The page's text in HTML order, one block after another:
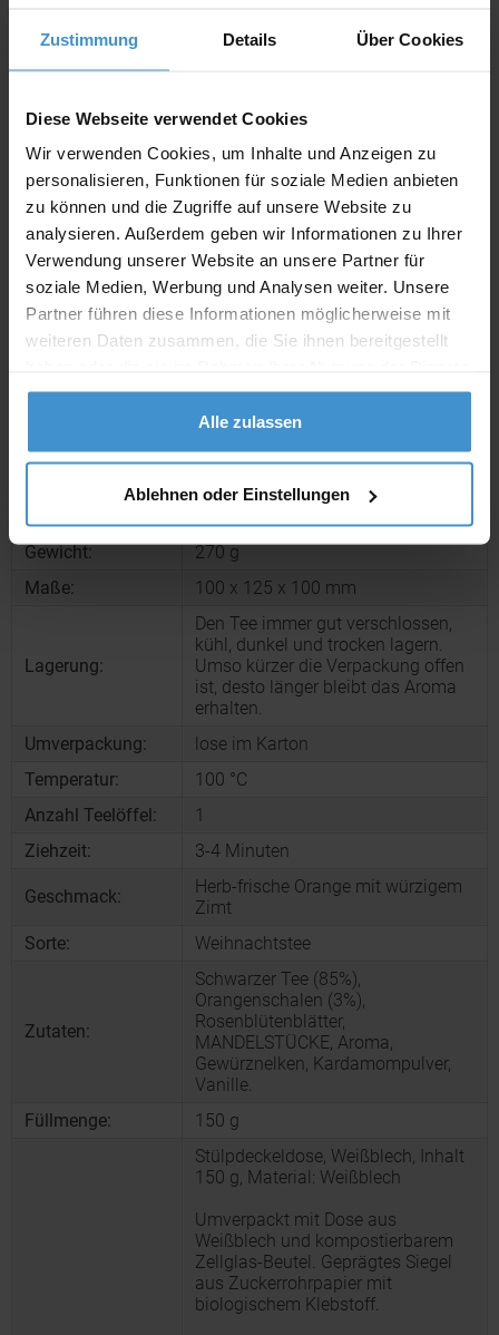
Zustimmung Details Über Cookies
Diese Webseite verwendet Cookies
Wir verwenden Cookies, um Inhalte und Anzeigen zu
personalisieren, Funktionen für soziale Medien anbieten
zu können und die Zugriffe auf unsere Website zu
analysieren. Außerdem geben wir Informationen zu Ihrer
Verwendung unserer Website an unsere Partner für
soziale Medien, Werbung und Analysen weiter. Unsere
Partner führen diese Informationen möglicherweise mit
weiteren Daten zusammen, die Sie ihnen bereitgestellt
gesammelt haben.
Alle zulassen
Ablehnen oder Einstellungen
Lieferzeiten
Artikel mit Werbeanbringung: ca. 10 Werktage
Muster mit Ihrer
Werbeanbringung zur Freigabe
der Produktion:
ca. 10 Werktage
Muster: ca. 3 - 5 Werktage
Muster bestellen
Artikelname:
Weihnachtstee GLOOMING STAR
Verpackung: Stülpdeckeldose,
Gewicht:
270 g
Maße:
100 x 125 x 100 mm
Lagerung:
Den Tee immer gut verschlossen,
kühl, dunkel und trocken lagern.
Umso kürzer die Verpackung offen
ist, desto länger bleibt das Aroma
erhalten.
Umverpackung:
lose im Karton
Temperatur:
100 °C
Anzahl Teelöffel:
1
Ziehzeit:
3-4 Minuten
Geschmack:
Herb-frische Orange mit würzigem
Zimt
Sorte:
Weihnachtstee
Zutaten:
Schwarzer Tee (85%),
Orangenschalen (3%),
Rosenblütenblätter,
MANDELSTÜCKE, Aroma,
Gewürznelken, Kardamompulver,
Vanille.
Füllmenge:
150 g
Stülpdeckeldose, Weißblech, Inhalt
150 g, Material: Weißblech
Umverpackt mit Dose aus
Weißblech und kompostierbarem
Zellglas-Beutel. Geprägtes Siegel
aus Zuckerrohrpapier mit
biologischem Klebstoff.